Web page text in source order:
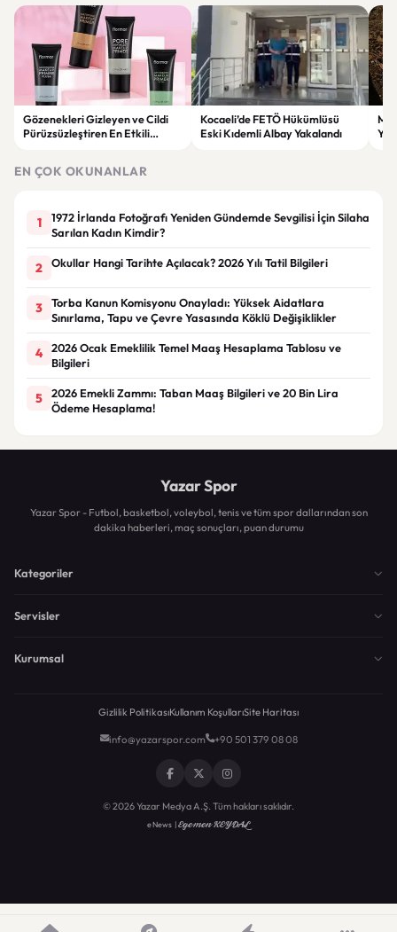
Gözenekleri Gizleyen ve Cildi
Pürüzsüzleştiren En Etkili
Kocaeli’de FETÖ Hükümlüsü
Eski Kıdemli Albay Yakalandı
EN ÇOK OKUNANLAR
1
1972 İrlanda Fotoğrafı Yeniden Gündemde Sevgilisi İçin Silaha
Sarılan Kadın Kimdir?
2 Okullar Hangi Tarihte Açılacak? 2026 Yılı Tatil Bilgileri
3
Torba Kanun Komisyonu Onayladı: Yüksek Aidatlara
Sınırlama, Tapu ve Çevre Yasasında Köklü Değişiklikler
4
2026 Ocak Emeklilik Temel Maaş Hesaplama Tablosu ve
Bilgileri
5
2026 Emekli Zammı: Taban Maaş Bilgileri ve 20 Bin Lira
Ödeme Hesaplama!
Yazar Spor
Yazar Spor - Futbol, basketbol, voleybol, tenis ve tüm spor dallarından son
dakika haberleri, maç sonuçları, puan durumu
Kategoriler
Servisler
Kurumsal
Gizlilik PolitikasıKullanım KoşullarıSite Haritası
info@yazarspor.com +90 501 379 08 08
© 2026 Yazar Medya A.Ş. Tüm hakları saklıdır.
eNews |Egemen KEYDAL